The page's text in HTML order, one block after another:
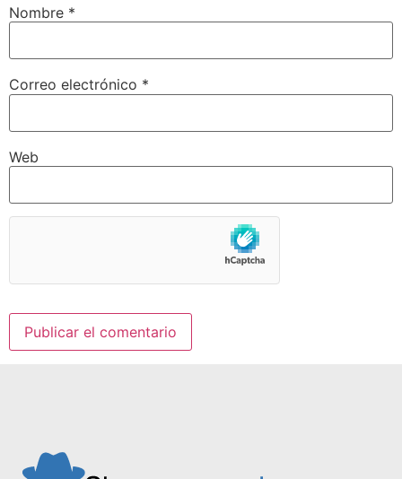
Nombre *
Correo electrónico *
Web